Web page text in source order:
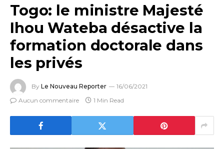
Togo: le ministre Majesté
Ihou Wateba désactive la
formation doctorale dans
les privés
By Le Nouveau Reporter
16/06/2021
Aucun commentaire
1 Min Read